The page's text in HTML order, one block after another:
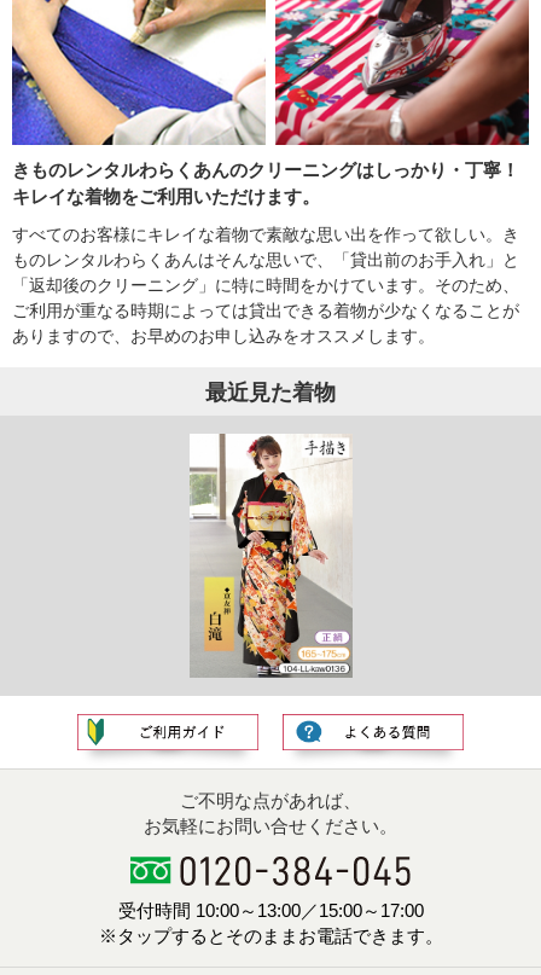
きものレンタルわらくあんのクリーニングはしっかり・丁寧！
キレイな着物をご利用いただけます。
すべてのお客様にキレイな着物で素敵な思い出を作って欲しい。き
ものレンタルわらくあんはそんな思いで、「貸出前のお手入れ」と
「返却後のクリーニング」に特に時間をかけています。そのため、
ご利用が重なる時期によっては貸出できる着物が少なくなることが
ありますので、お早めのお申し込みをオススメします。
最近見た着物
ご不明な点があれば、
お気軽にお問い合せください。
受付時間 10:00～13:00／15:00～17:00
※タップするとそのままお電話できます。